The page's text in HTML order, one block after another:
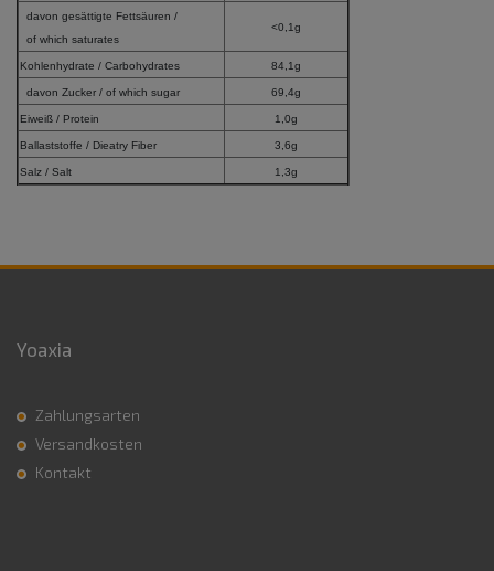
davon gesättigte Fettsäuren /
of which saturates
<0,1g
Kohlenhydrate / Carbohydrates 84,1g
davon Zucker / of which sugar 69,4g
Eiweiß / Protein 1,0g
Ballaststoffe / Dieatry Fiber 3,6g
Salz / Salt 1,3g
Yoaxia
Zahlungsarten
Versandkosten
Kontakt